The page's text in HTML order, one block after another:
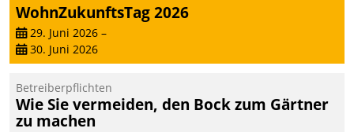
– und beschleunigt damit
den Weg vom
Mieteranliegen zum
WohnZukunftsTag 2026
29. Juni 2026 –
30. Juni 2026
Betreiberpflichten
Wie Sie vermeiden, den Bock zum Gärtner
zu machen